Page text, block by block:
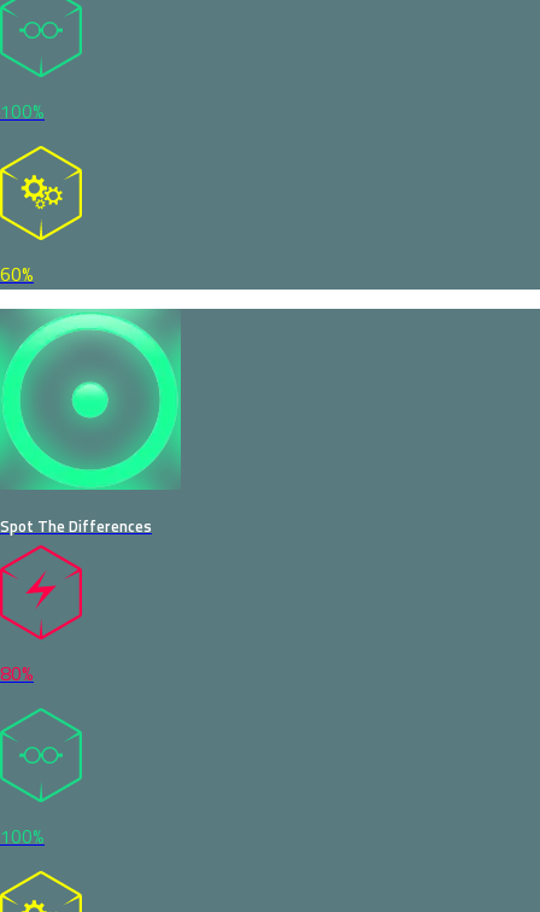
100%
60%
Spot The Differences
80%
100%